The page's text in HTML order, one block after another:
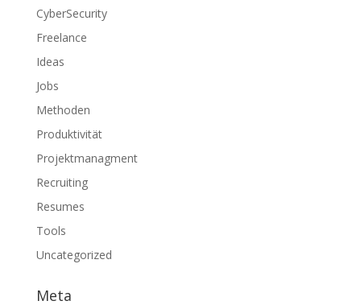
CyberSecurity
Freelance
Ideas
Jobs
Methoden
Produktivität
Projektmanagment
Recruiting
Resumes
Tools
Uncategorized
Meta